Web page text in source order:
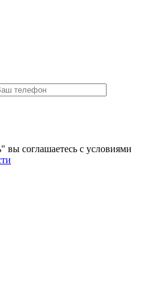
соглашаетесь с условиями